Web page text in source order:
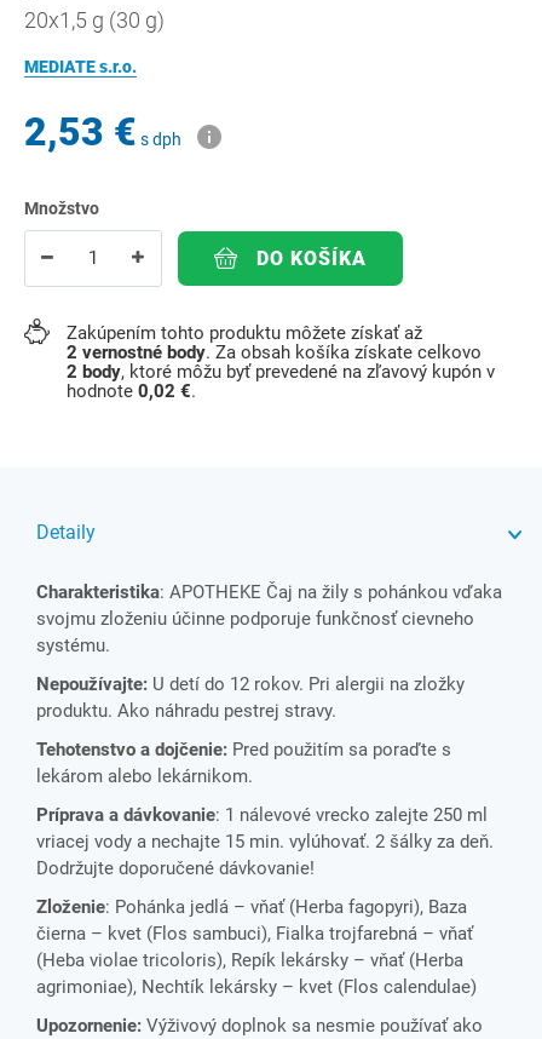
20x1,5 g (30 g)
MEDIATE s.r.o.
2,53 € s dph
Množstvo
DO KOŠÍKA
Zakúpením tohto produktu môžete získať až
2 vernostné body. Za obsah košíka získate celkovo
2 body, ktoré môžu byť prevedené na zľavový kupón v
hodnote 0,02 €.
Detaily
Charakteristika: APOTHEKE Čaj na žily s pohánkou vďaka
svojmu zloženiu účinne podporuje funkčnosť cievneho
systému.
Nepoužívajte: U detí do 12 rokov. Pri alergii na zložky
produktu. Ako náhradu pestrej stravy.
Tehotenstvo a dojčenie: Pred použitím sa poraďte s
lekárom alebo lekárnikom.
Príprava a dávkovanie: 1 nálevové vrecko zalejte 250 ml
vriacej vody a nechajte 15 min. vylúhovať. 2 šálky za deň.
Dodržujte doporučené dávkovanie!
Zloženie: Pohánka jedlá – vňať (Herba fagopyri), Baza
čierna – kvet (Flos sambuci), Fialka trojfarebná – vňať
(Heba violae tricoloris), Repík lekársky – vňať (Herba
agrimoniae), Nechtík lekársky – kvet (Flos calendulae)
Upozornenie: Výživový doplnok sa nesmie používať ako